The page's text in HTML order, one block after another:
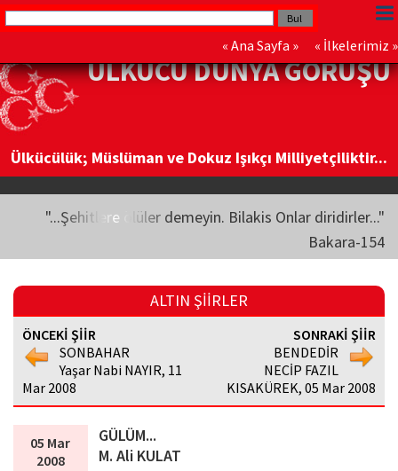
« Ana Sayfa » « İlkelerimiz »
ÜLKÜCÜ DÜNYA GÖRÜŞÜ
Ülkücülük; Müslüman ve Dokuz Işıkçı Milliyetçiliktir...
"...Şehitlere ölüler demeyin. Bilakis Onlar diridirler..."
Bakara-154
ALTIN ŞİİRLER
ÖNCEKİ ŞİİR
SONBAHAR
Yaşar Nabi NAYIR, 11
Mar 2008
SONRAKİ ŞİİR
BENDEDİR
NECİP FAZIL
KISAKÜREK, 05 Mar 2008
05 Mar
2008
GÜLÜM...
M. Ali KULAT